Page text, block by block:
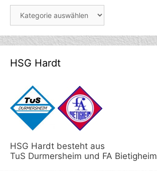
HSG Hardt
HSG Hardt besteht aus
TuS Durmersheim und FA Bietigheim